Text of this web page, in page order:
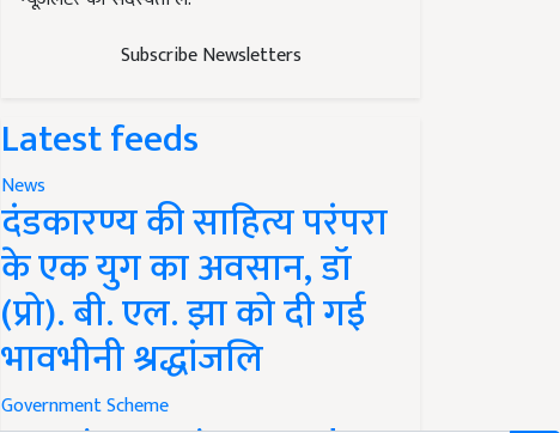
Subscribe Newsletters
Latest feeds
News
दंडकारण्य की साहित्य परंपरा
के एक युग का अवसान, डॉ
(प्रो). बी. एल. झा को दी गई
भावभीनी श्रद्धांजलि
Government Scheme